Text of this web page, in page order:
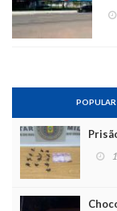
POPULAR